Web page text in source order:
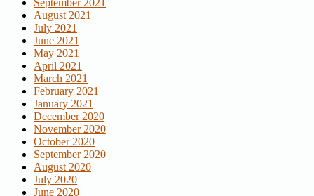
August 2021
July 2021
June 2021
May 2021
April 2021
March 2021
February 2021
January 2021
December 2020
November 2020
October 2020
September 2020
August 2020
July 2020
June 2020